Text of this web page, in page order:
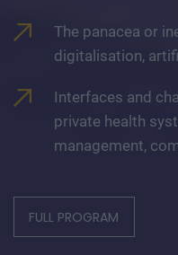
The panacea or
digitalisation,
Interfaces and
private health
management,
FULL PROGRAM